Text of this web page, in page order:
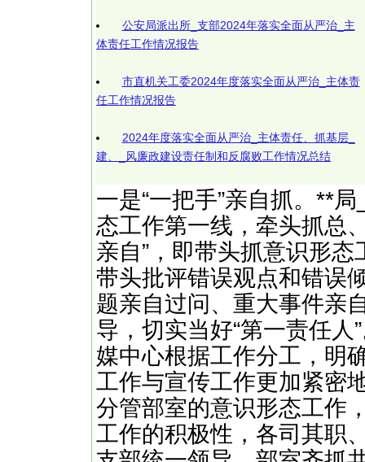
公安局派出所_支部2024年落实全面从严治_主
体责任工作情况报告
市直机关工委2024年度落实全面从严治_主体责
任工作情况报告
2024年度落实全面从严治_主体责任、抓基层_
建、_风廉政建设责任制和反腐败工作情况总结
一是“一把手”亲自抓。**
态工作第一线，牵头抓总
亲自”，即带头抓意识形
带头批评错误观点和错误
题亲自过问、重大事件亲
导，切实当好“第一责任人
媒中心根据工作分工，明
工作与宣传工作更加紧密
分管部室的意识形态工作
工作的积极性，各司其职